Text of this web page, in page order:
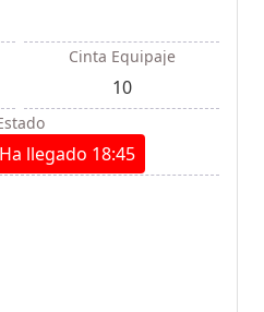
Cinta Equipaje
10
llegado 18:45